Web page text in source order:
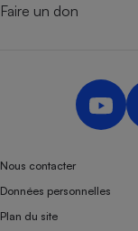
Faire un don
Nous contacter
Données personnelles
Plan du site